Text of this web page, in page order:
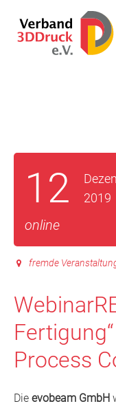
12
2019
online
fremde
Process
Die evobeam GmbH